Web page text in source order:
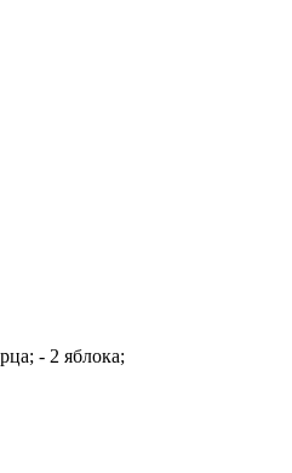
- 2 яблока;